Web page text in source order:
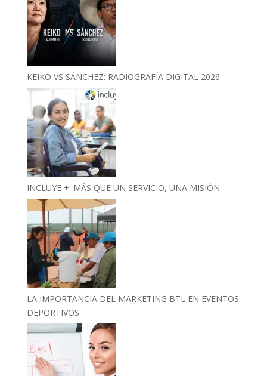
KEIKO VS SÁNCHEZ: RADIOGRAFÍA DIGITAL 2026
INCLUYE +: MÁS QUE UN SERVICIO, UNA MISIÓN
LA IMPORTANCIA DEL MARKETING BTL EN EVENTOS
DEPORTIVOS